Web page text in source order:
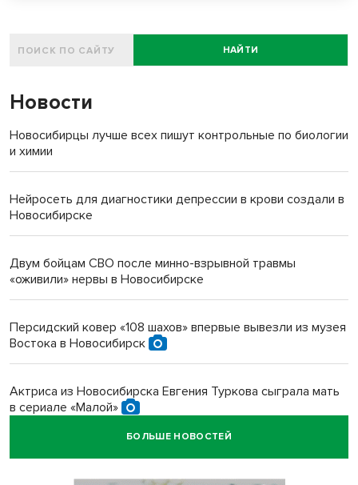
НАЙТИ
Новости
Новосибирцы лучше всех пишут контрольные по биологии
и химии
Нейросеть для диагностики депрессии в крови создали в
Новосибирске
Двум бойцам СВО после минно-взрывной травмы
«оживили» нервы в Новосибирске
Персидский ковер «108 шахов» впервые вывезли из музея
Востока в Новосибирск
Актриса из Новосибирска Евгения Туркова сыграла мать
в сериале «Малой»
Трех туберкулезников под конвоем доставили в
БОЛЬШЕ НОВОСТЕЙ